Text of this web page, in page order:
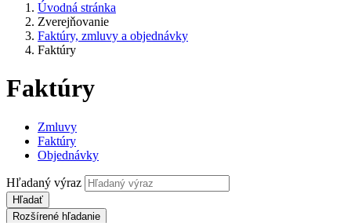
Úvodná stránka
Zverejňovanie
Faktúry, zmluvy a objednávky
Faktúry
Faktúry
Zmluvy
Faktúry
Objednávky
Hľadaný výraz
Hľadať
Rozšírené hľadanie